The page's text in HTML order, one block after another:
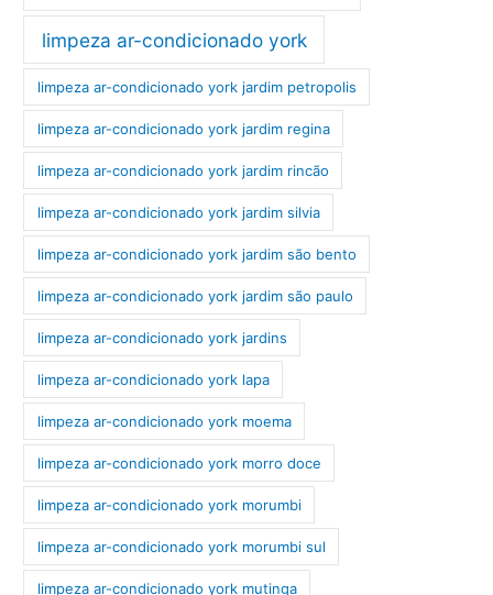
limpeza ar-condicionado york
limpeza ar-condicionado york jardim petropolis
limpeza ar-condicionado york jardim regina
limpeza ar-condicionado york jardim rincão
limpeza ar-condicionado york jardim silvia
limpeza ar-condicionado york jardim são bento
limpeza ar-condicionado york jardim são paulo
limpeza ar-condicionado york jardins
limpeza ar-condicionado york lapa
limpeza ar-condicionado york moema
limpeza ar-condicionado york morro doce
limpeza ar-condicionado york morumbi
limpeza ar-condicionado york morumbi sul
limpeza ar-condicionado york mutinga